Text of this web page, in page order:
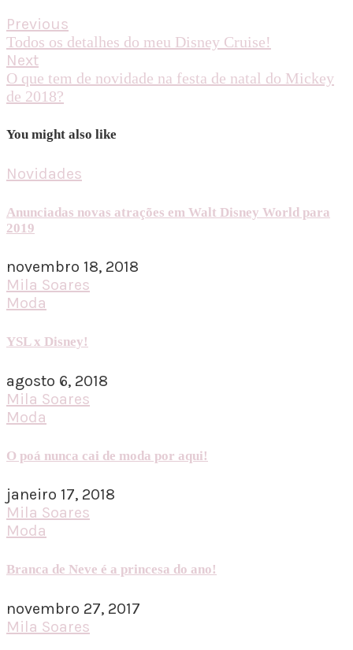
Previous
Todos os detalhes do meu Disney Cruise!
Next
O que tem de novidade na festa de natal do Mickey
de 2018?
You might also like
Novidades
Anunciadas novas atrações em Walt Disney World para
2019
novembro 18, 2018
Mila Soares
Moda
YSL x Disney!
agosto 6, 2018
Mila Soares
Moda
O poá nunca cai de moda por aqui!
janeiro 17, 2018
Mila Soares
Moda
Branca de Neve é a princesa do ano!
novembro 27, 2017
Mila Soares